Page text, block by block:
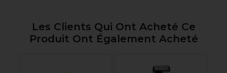
Les Clients Qui Ont Acheté Ce
Produit Ont Également Acheté